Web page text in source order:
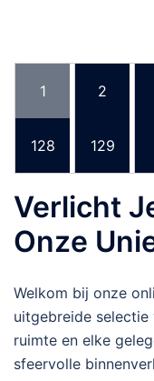
1 2
128 129
Verlicht
Onze
Welkom bij onze
uitgebreide selectie
ruimte en elke
sfeervolle